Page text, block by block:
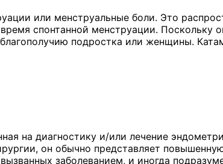
или менструальные боли. Это
спонтанной менструации. Поскольку
подростка или женщины.
на диагностику и/или лечение
он обычно представляет
заболеванием, и иногда